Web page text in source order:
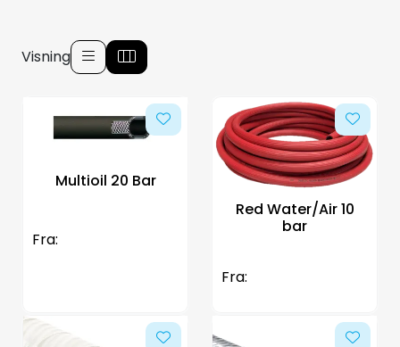
Visning
Multioil 20 Bar
Fra:
Red Water/Air 10
bar
Fra: